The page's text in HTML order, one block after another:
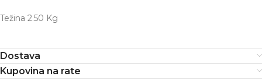
Težina 2.50 Kg
Dostava
Kupovina na rate